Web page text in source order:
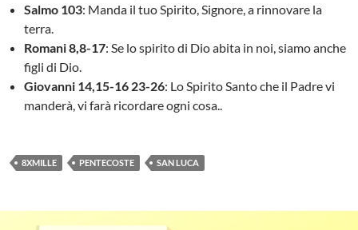
Salmo 103: Manda il tuo Spirito, Signore, a rinnovare la
terra.
Romani 8,8-17: Se lo spirito di Dio abita in noi, siamo anche
figli di Dio.
Giovanni 14,15-16 23-26: Lo Spirito Santo che il Padre vi
manderà, vi farà ricordare ogni cosa..
8XMILLE PENTECOSTE SAN LUCA